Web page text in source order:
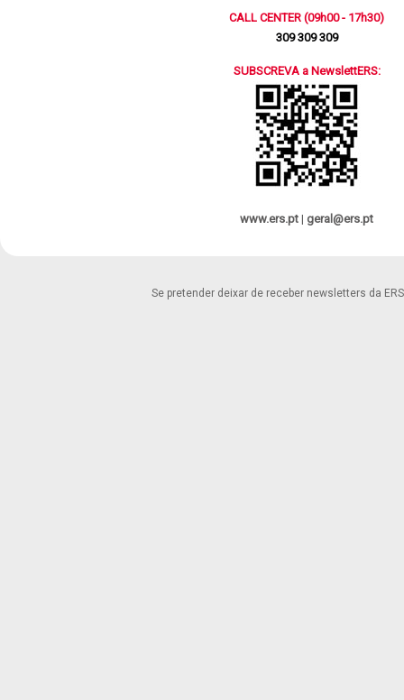
CALL CENTER (09h00 - 17h30)
309 309 309
SUBSCREVA a NewslettERS:
www.ers.pt | geral@ers.pt
Se pretender deixar de receber newsletters da